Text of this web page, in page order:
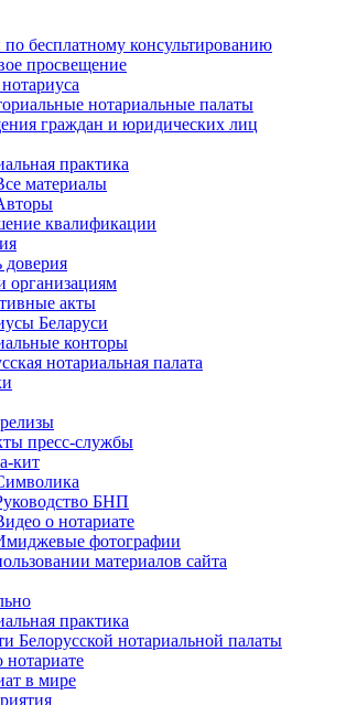
бесплатному консультированию
просвещение
нотариальные палаты
граждан и юридических лиц
практика
материалы
квалификации
доверия
организациям
акты
Беларуси
конторы
нотариальная палата
пресс-службы
кит
БНП
о нотариате
фотографии
материалов сайта
практика
Белорусской нотариальной палаты
в мире